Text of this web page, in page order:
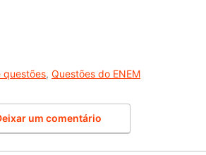
questões, Questões do ENEM
um comentário